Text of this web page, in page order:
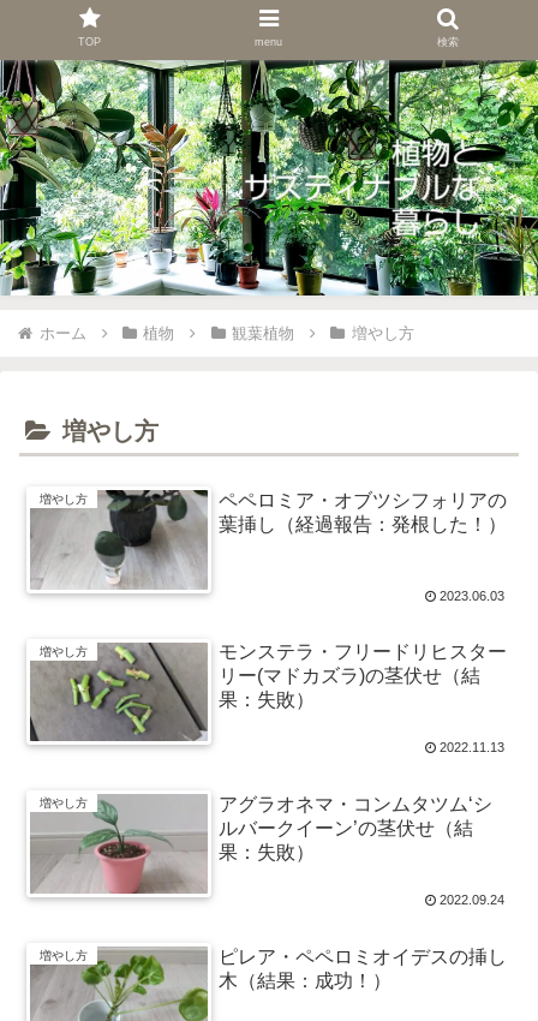
ホーム 植物 観葉植物 増やし方
増やし方
増やし方
ペペロミア・オブツシフォリアの
葉挿し（経過報告：発根した！）
2023.06.03
増やし方
モンステラ・フリードリヒスター
リー(マドカズラ)の茎伏せ（結
果：失敗）
2022.11.13
増やし方
アグラオネマ・コンムタツム‘シ
ルバークイーン’の茎伏せ（結
果：失敗）
2022.09.24
増やし方
ピレア・ペペロミオイデスの挿し
木（結果：成功！）
TOP menu 検索